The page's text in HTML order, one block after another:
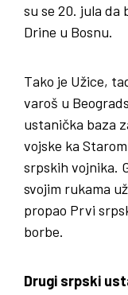
su se 20. jula
Drine u Bosnu.
Tako je Užice,
varoš u
ustanička baza
vojske ka
srpskih vojnika.
svojim rukama
propao Prvi
borbe.
Drugi srpski